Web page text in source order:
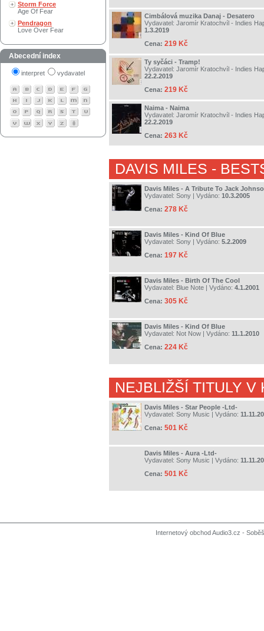
Storm Force
Age Of Fear
Pendragon
Love Over Fear
Abecední index
interpret vydavatel
Cimbálová muzika Danaj - Desatero
Vydavatel: Jaromír Kratochvíl - Indies
1.3.2019
Cena: 219 Kč
Ty syčáci - Tramp!
Vydavatel: Jaromír Kratochvíl - Indies
22.2.2019
Cena: 219 Kč
Naima - Naima
Vydavatel: Jaromír Kratochvíl - Indies
22.2.2019
Cena: 263 Kč
DAVIS MILES -
Davis Miles - A Tribute To Jack
Vydavatel: Sony | Vydáno: 10.3.2005
Cena: 278 Kč
Davis Miles - Kind Of Blue
Vydavatel: Sony | Vydáno: 5.2.2009
Cena: 197 Kč
Davis Miles - Birth Of The Cool
Vydavatel: Blue Note | Vydáno: 4.1.2001
Cena: 305 Kč
Davis Miles - Kind Of Blue
Vydavatel: Not Now | Vydáno: 11.1.2010
Cena: 224 Kč
NEJBLIŽŠÍ TITULY V
Davis Miles - Star People -Ltd-
Vydavatel: Sony Music | Vydáno:
Cena: 501 Kč
Davis Miles - Aura -Ltd-
Vydavatel: Sony Music | Vydáno:
Cena: 501 Kč
Internetový obchod Audio3.cz -